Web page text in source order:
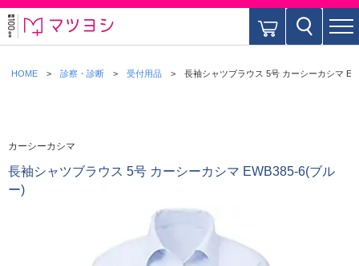
HOME 診察・診断 受付用品 長袖シャツブラウス 5号 カーシーカシマ
カーシーカシマ
長袖シャツブラウス 5号 カーシーカシマ EWB385-6(ブル
ー)